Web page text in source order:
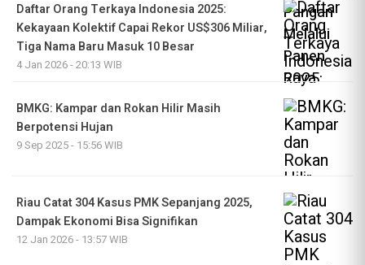
Daftar Orang Terkaya Indonesia 2025:
Kekayaan Kolektif Capai Rekor US$306 Miliar,
Tiga Nama Baru Masuk 10 Besar
4 Jan 2026 - 20:13 WIB
BMKG: Kampar dan Rokan Hilir Masih
Berpotensi Hujan
9 Sep 2025 - 15:56 WIB
Riau Catat 304 Kasus PMK Sepanjang 2025,
Dampak Ekonomi Bisa Signifikan
12 Jan 2026 - 13:57 WIB